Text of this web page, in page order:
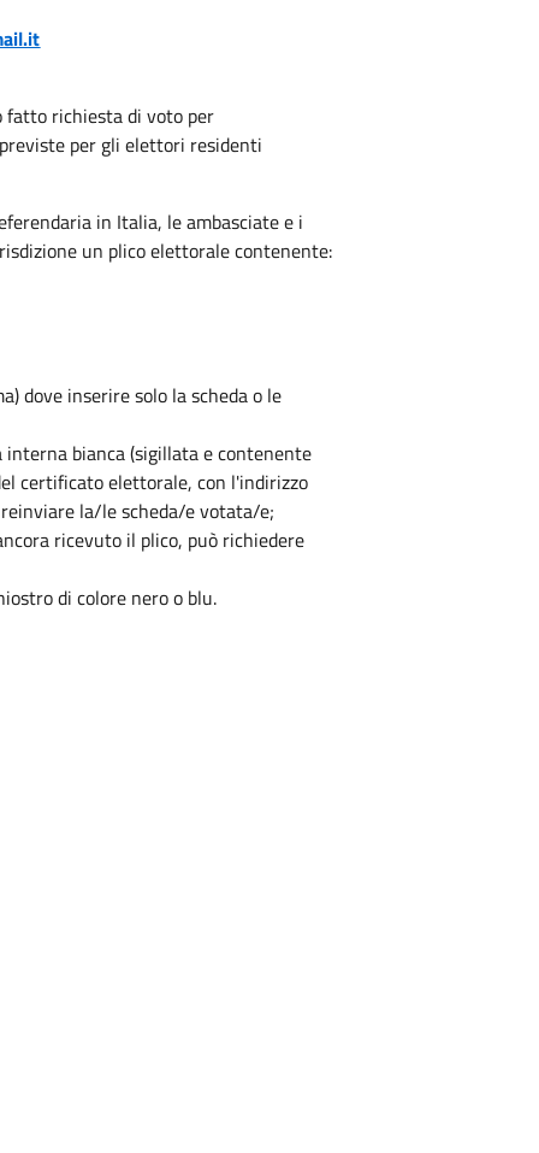
fatto richiesta di voto per
per gli elettori residenti
in Italia, le ambasciate e i
un plico elettorale contenente:
dove inserire solo la scheda o le
bianca (sigillata e contenente
certificato elettorale, con l'indirizzo
la/le scheda/e votata/e;
ricevuto il plico, può richiedere
di colore nero o blu.